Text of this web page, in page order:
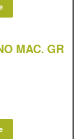
MAC. GR